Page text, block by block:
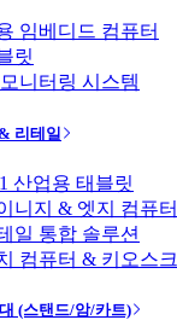
임베디드 컴퓨터
릿
니터링 시스템
리테일
산업용 태블릿
니지 & 엣지 컴퓨터
일 통합 솔루션
컴퓨터 & 키오스크
(스탠드/암/카트)